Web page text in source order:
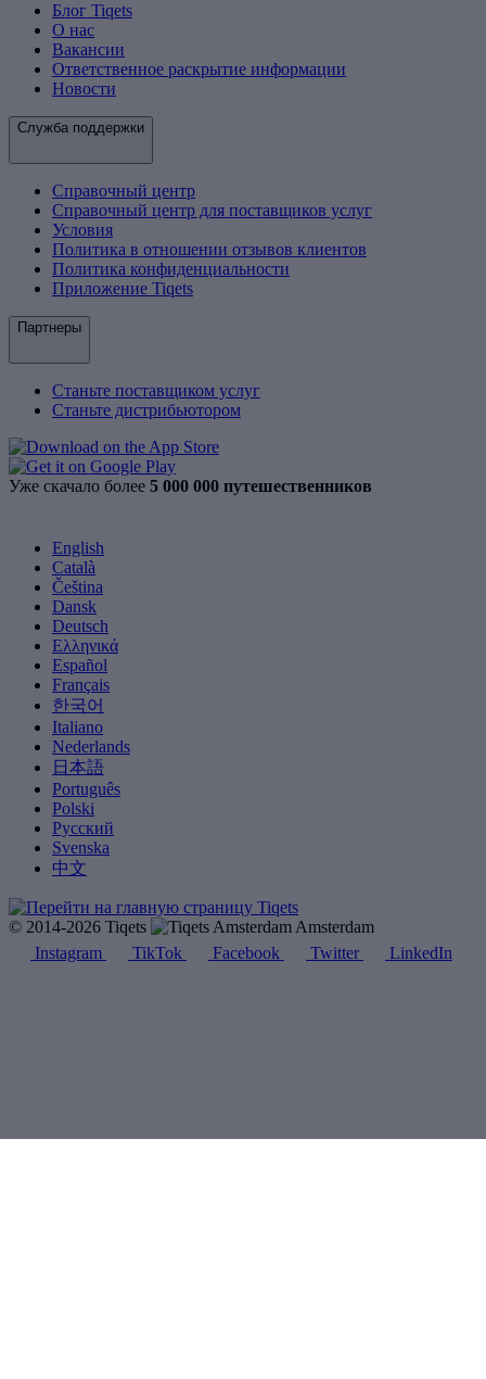
Блог Tiqets
О нас
Вакансии
Ответственное раскрытие информации
Новости
Служба поддержки
Справочный центр
Справочный центр для поставщиков услуг
Условия
Политика в отношении отзывов клиентов
Политика конфиденциальности
Приложение Tiqets
Партнеры
Станьте поставщиком услуг
Станьте дистрибьютором
Уже скачало более 5 000 000 путешественников
English
Català
Čeština
Dansk
Deutsch
Ελληνικά
Español
Français
한국어
Italiano
Nederlands
日本語
Português
Polski
Русский
Svenska
中文
© 2014-2026 Tiqets
Amsterdam
Instagram
TikTok Facebook Twitter LinkedIn